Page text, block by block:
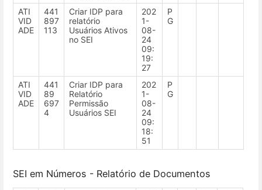
ATI
VID
ADE
441
897
113
Criar IDP para
relatório
Usuários Ativos
no SEI
202
1-
08-
24
09:
19:
27
P
G
ATI
VID
ADE
441
89
697
4
Criar IDP para
Relatório
Permissão
Usuários SEI
202
1-
08-
24
09:
18:
51
P
G
SEI em Números - Relatório de Documentos